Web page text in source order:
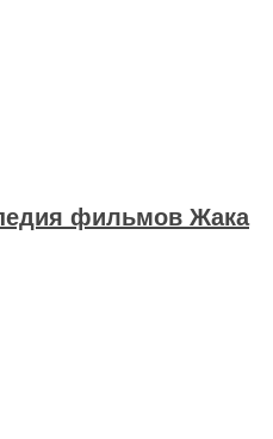
фильмов Жака